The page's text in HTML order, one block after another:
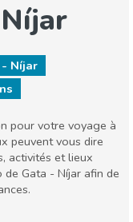
- Níjar
pour votre voyage à
peuvent vous dire
activités et lieux
Gata - Níjar afin de